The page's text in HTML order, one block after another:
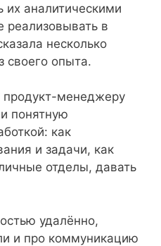
их аналитическими
в
несколько
своего опыта.
продукт-менеджеру
понятную
как
и задачи, как
отделы, давать
удалённо,
и про коммуникацию